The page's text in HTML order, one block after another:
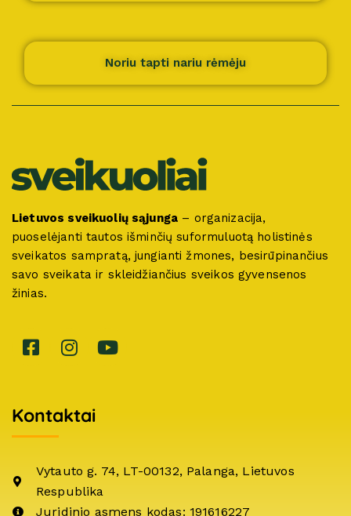
Noriu tapti nariu rėmėju
Lietuvos sveikuolių sąjunga – organizacija,
puoselėjanti tautos išminčių suformuluotą holistinės
sveikatos sampratą, jungianti žmones, besirūpinančius
savo sveikata ir skleidžiančius sveikos gyvensenos
žinias.
Kontaktai
Vytauto g. 74, LT-00132, Palanga, Lietuvos
Respublika
Juridinio asmens kodas: 191616227